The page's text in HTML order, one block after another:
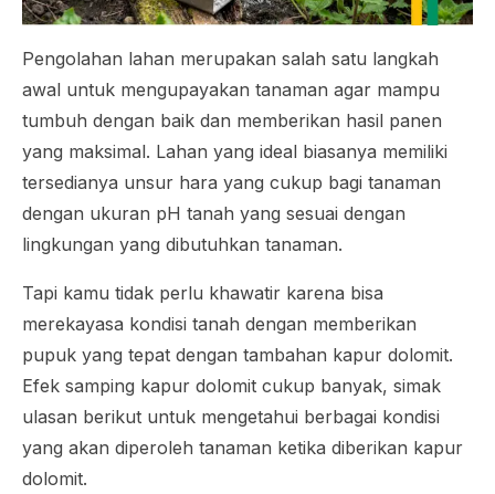
Pengolahan lahan merupakan salah satu langkah
awal untuk mengupayakan tanaman agar mampu
tumbuh dengan baik dan memberikan hasil panen
yang maksimal. Lahan yang ideal biasanya memiliki
tersedianya unsur hara yang cukup bagi tanaman
dengan ukuran pH tanah yang sesuai dengan
lingkungan yang dibutuhkan tanaman.
Tapi kamu tidak perlu khawatir karena bisa
merekayasa kondisi tanah dengan memberikan
pupuk yang tepat dengan tambahan kapur dolomit.
Efek samping kapur dolomit cukup banyak, simak
ulasan berikut untuk mengetahui berbagai kondisi
yang akan diperoleh tanaman ketika diberikan kapur
dolomit.